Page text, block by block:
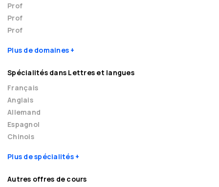
Prof
Prof
Prof
Plus de domaines
Spécialités dans Lettres et langues
Français
Anglais
Allemand
Espagnol
Chinois
Plus de spécialités
Autres offres de cours